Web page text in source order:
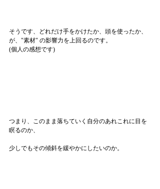
そうです、どれだけ手をかけたか、頭を使ったか、
が、"素材" の影響力を上回るのです。
(個人の感想です)
つまり、このまま落ちていく自分のあれこれに目を
瞑るのか、
少しでもその傾斜を緩やかにしたいのか。